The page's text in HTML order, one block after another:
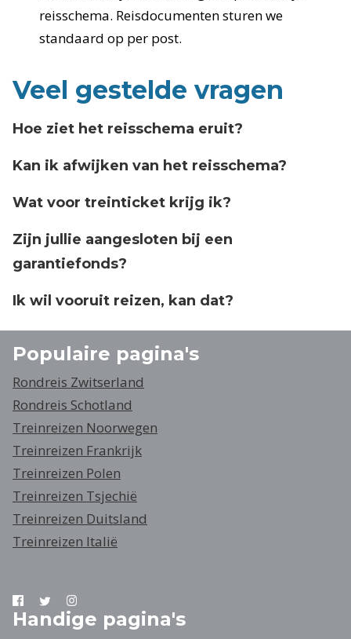
reisschema. Reisdocumenten sturen we
standaard op per post.
Veel gestelde vragen
Hoe ziet het reisschema eruit?
Kan ik afwijken van het reisschema?
Wat voor treinticket krijg ik?
Zijn jullie aangesloten bij een
garantiefonds?
Ik wil vooruit reizen, kan dat?
Populaire pagina's
Rondreis Zwitserland
Rondreis Schotland
Treinreizen Noorwegen
Treinreizen Frankrijk
Treinreizen Polen
Treinreizen Tsjechië
Treinreizen Duitsland
Treinreizen Italië
Handige pagina's